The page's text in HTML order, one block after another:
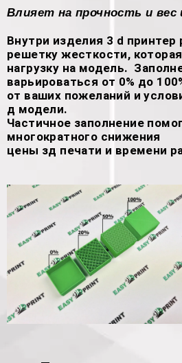
Влияет на прочность и вес
Внутри изделия 3 d принтер
решетку жесткости,
нагрузку на модель.
варьироваться от 0% до
от ваших пожеланий и
д модели.
Частичное заполнение
многократного снижения
цены зд печати и времени